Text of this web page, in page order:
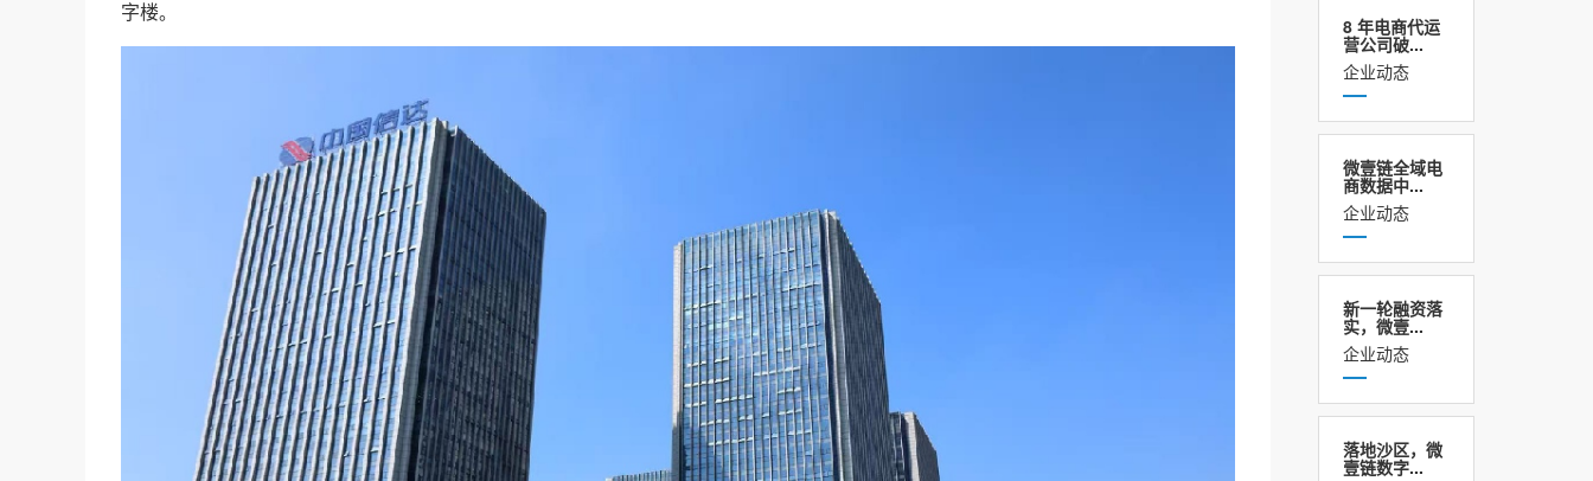
8 年电商代运
营公司破...
企业动态
微壹链全域电
商数据中...
企业动态
新一轮融资落
实，微壹...
企业动态
落地沙区，微
壹链数字...
字楼。